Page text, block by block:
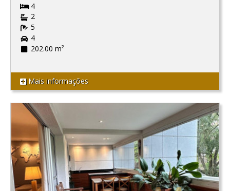
4
2
5
4
202.00 m²
Mais informações